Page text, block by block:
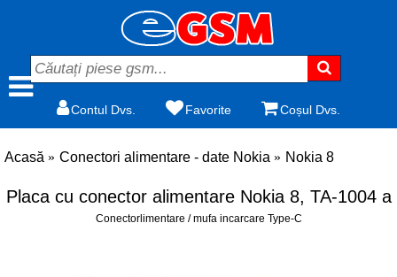
Contul Dvs. Favorite Coșul Dvs.
Acasă Conectori alimentare - date Nokia Nokia 8
Placa cu conector alimentare Nokia 8, TA-1004 a
Conectorlimentare / mufa incarcare Type-C